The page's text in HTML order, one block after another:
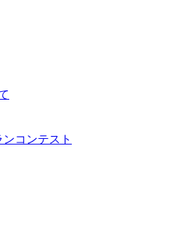
コンテスト